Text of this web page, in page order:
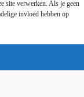
site verwerken. Als je geen
invloed hebben op